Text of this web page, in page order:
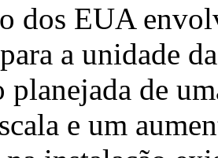
dos EUA
a unidade
planejada de
e um